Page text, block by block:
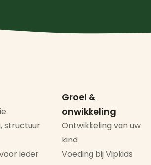
structuur
ieder
Groei &
onwikkeling
Ontwikkeling van uw
kind
Voeding bij Vipkids